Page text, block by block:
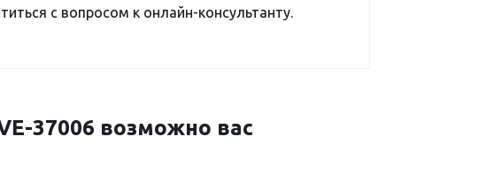
с вопросом к онлайн-консультанту.
37006 возможно вас